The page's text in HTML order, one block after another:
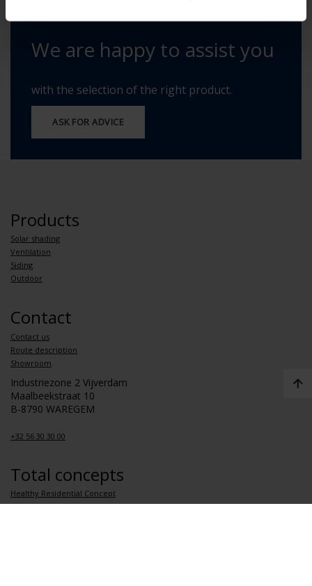
We are happy to assist you
with the selection of the right product.
ASK FOR ADVICE
Products
Solar shading
Ventilation
Siding
Outdoor
Contact
Contact us
Route description
Showroom
Industriezone 2 Vijverdam
Maalbeekstraat 10
B-8790 WAREGEM
+32 56 30 30 00
Total concepts
Healthy Residential Concept
Health Care Concept